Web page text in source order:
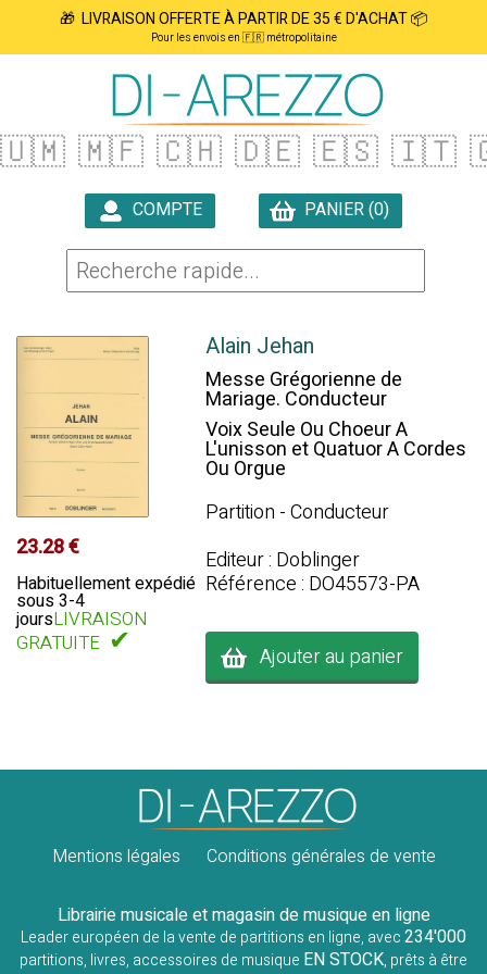
🎁 LIVRAISON OFFERTE À PARTIR DE 35 € D'ACHAT 📦
Pour les envois en 🇫🇷 métropolitaine
🇺🇲 🇲🇫 🇨🇭 🇩🇪 🇪🇸 🇮🇹
COMPTE
PANIER (0)
23.28 €
Habituellement expédié
sous 3-4
joursLIVRAISON
GRATUITE ✔
Alain Jehan
Messe Grégorienne de
Mariage. Conducteur
Voix Seule Ou Choeur A
L'unisson et Quatuor A Cordes
Ou Orgue
Partition - Conducteur
Editeur : Doblinger
Référence : DO45573-PA
Ajouter au panier
Mentions légales Conditions générales de vente
Librairie musicale et magasin de musique en ligne
Leader européen de la vente de partitions en ligne, avec234'000
partitions, livres, accessoires de musique EN STOCK, prêts à être